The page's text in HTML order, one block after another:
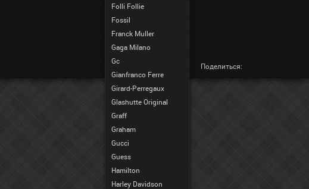
Folli Follie
Fossil
Franck Muller
Gaga Milano
Gc
Gianfranco Ferre
Girard-Perregaux
Glashutte Original
Graff
Graham
Gucci
Guess
Hamilton
Harley Davidson
Поделиться: